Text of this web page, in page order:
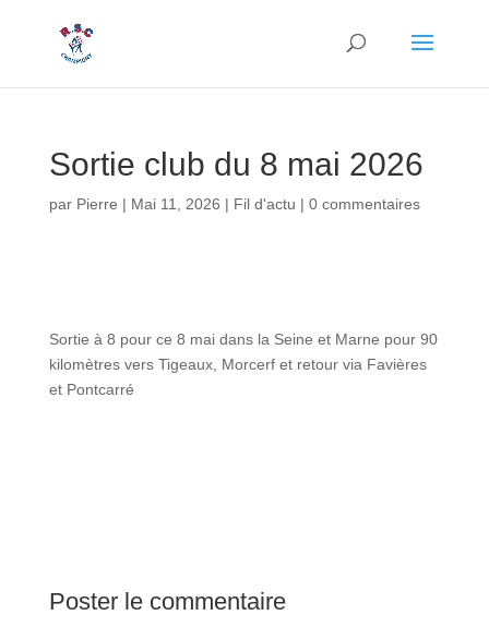
Sortie club du 8 mai 2026
par Pierre | Mai 11, 2026 | Fil d'actu | 0 commentaires
Sortie à 8 pour ce 8 mai dans la Seine et Marne pour 90
kilomètres vers Tigeaux, Morcerf et retour via Favières
et Pontcarré
Poster le commentaire